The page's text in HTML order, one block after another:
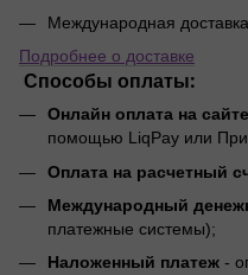
Международная доставка
Подробнее о доставке
Способы оплаты:
Онлайн оплата на сайте
помощью LiqPay или
Оплата на расчетный
Международный
платежные системы);
Наложенный платеж -